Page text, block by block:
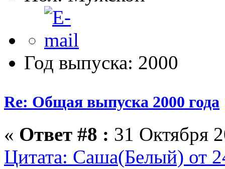
Год выпуска: 2000
Re: Общая выпуска 2000 года
« Ответ #8 : 31 Октября
Цитата: Саша(Белый) от